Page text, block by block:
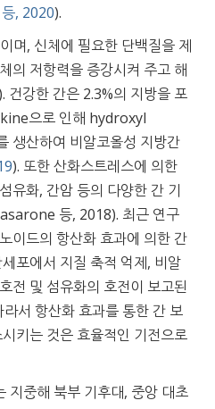
, 2020).
며, 신체에 필요한 단백질을 제
의 저항력을 증강시켜 주고 해
건강한 간은 2.3%의 지방을 포
으로 인해 hydroxyl
생산하여 비알코올성 지방간
). 또한 산화스트레스에 의한
유화, 간암 등의 다양한 간 기
등, 2018). 최근 연구
이드의 항산화 효과에 의한 간
포에서 지질 축적 억제, 비알
전 및 섬유화의 호전이 보고된
라서 항산화 효과를 통한 간 보
키는 것은 효율적인 기전으로
지중해 북부 기후대, 중앙 대초